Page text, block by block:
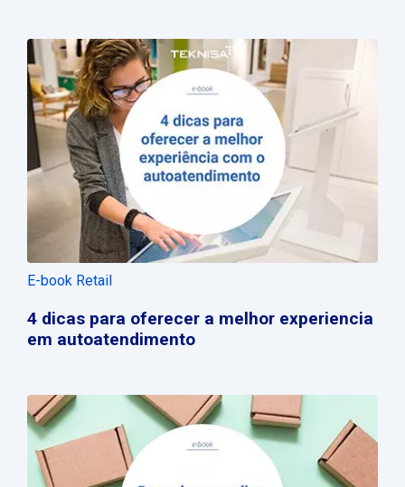
E-book Retail
4 dicas para oferecer a melhor experiencia
em autoatendimento